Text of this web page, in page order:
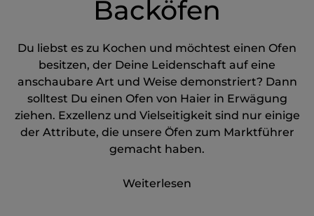
Backöfen
Du liebst es zu Kochen und möchtest einen Ofen
besitzen, der Deine Leidenschaft auf eine
anschaubare Art und Weise demonstriert? Dann
solltest Du einen Ofen von Haier in Erwägung
ziehen. Exzellenz und Vielseitigkeit sind nur einige
der Attribute, die unsere Öfen zum Marktführer
gemacht haben.
Weiterlesen